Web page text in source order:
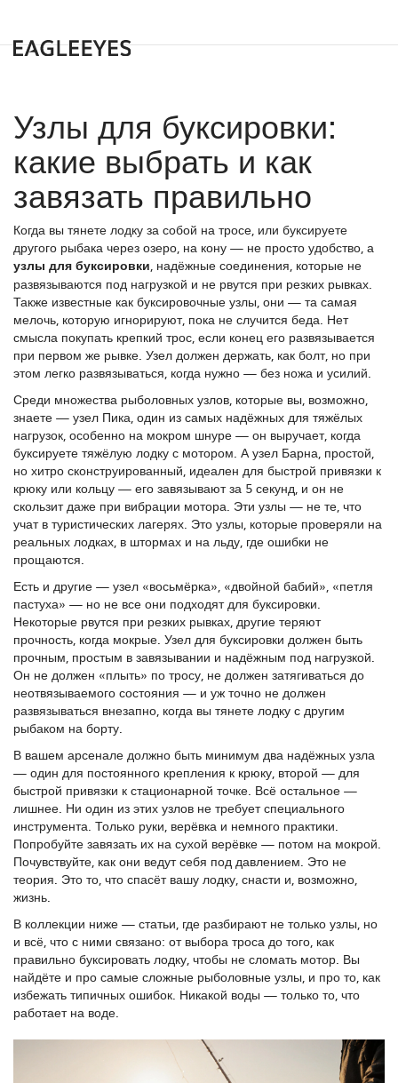
Узлы для буксировки:
какие выбрать и как
завязать правильно
Когда вы тянете лодку за собой на тросе, или буксируете
другого рыбака через озеро, на кону — не просто удобство, а
узлы для буксировки, надёжные соединения, которые не
развязываются под нагрузкой и не рвутся при резких рывках.
Также известные как буксировочные узлы, они — та самая
мелочь, которую игнорируют, пока не случится беда. Нет
смысла покупать крепкий трос, если конец его развязывается
при первом же рывке. Узел должен держать, как болт, но при
этом легко развязываться, когда нужно — без ножа и усилий.
Среди множества рыболовных узлов, которые вы, возможно,
знаете — узел Пика, один из самых надёжных для тяжёлых
нагрузок, особенно на мокром шнуре — он выручает, когда
буксируете тяжёлую лодку с мотором. Аузел Барна, простой,
но хитро сконструированный, идеален для быстрой привязки к
крюку или кольцу — его завязывают за 5 секунд, и он не
скользит даже при вибрации мотора. Эти узлы — не те, что
учат в туристических лагерях. Это узлы, которые проверяли на
реальных лодках, в штормах и на льду, где ошибки не
прощаются.
Есть и другие — узел «восьмёрка», «двойной бабий», «петля
пастуха» — но не все они подходят для буксировки.
Некоторые рвутся при резких рывках, другие теряют
прочность, когда мокрые. Узел для буксировки должен быть
прочным, простым в завязывании и надёжным под нагрузкой.
Он не должен «плыть» по тросу, не должен затягиваться до
неотвязываемого состояния — и уж точно не должен
развязываться внезапно, когда вы тянете лодку с другим
рыбаком на борту.
В вашем арсенале должно быть минимум два надёжных узла
— один для постоянного крепления к крюку, второй — для
быстрой привязки к стационарной точке. Всё остальное —
лишнее. Ни один из этих узлов не требует специального
инструмента. Только руки, верёвка и немного практики.
Попробуйте завязать их на сухой верёвке — потом на мокрой.
Почувствуйте, как они ведут себя под давлением. Это не
теория. Это то, что спасёт вашу лодку, снасти и, возможно,
жизнь.
В коллекции ниже — статьи, где разбирают не только узлы, но
и всё, что с ними связано: от выбора троса до того, как
правильно буксировать лодку, чтобы не сломать мотор. Вы
найдёте и про самые сложные рыболовные узлы, и про то, как
избежать типичных ошибок. Никакой воды — только то, что
работает на воде.